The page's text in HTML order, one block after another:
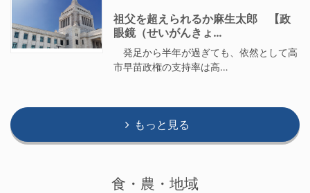
祖父を超えられるか麻生太郎 【政
眼鏡（せいがんきょ…
発足から半年が過ぎても、依然として高
市早苗政権の支持率は高…
もっと見る
食・農・地域